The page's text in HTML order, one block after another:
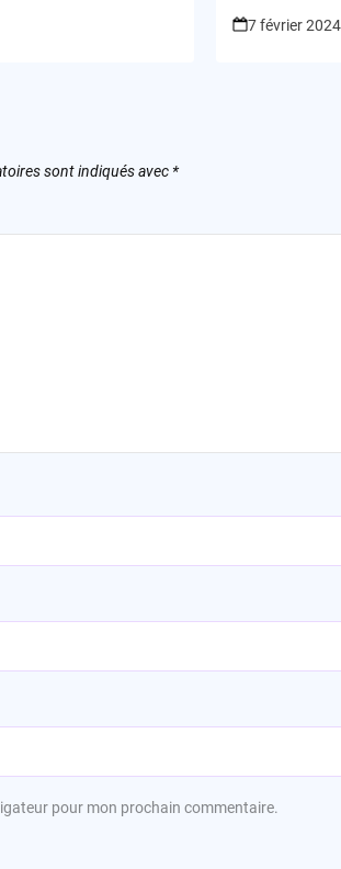
7 février 2024
sont indiqués avec *
pour mon prochain commentaire.